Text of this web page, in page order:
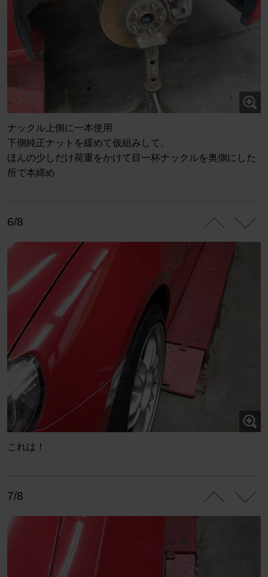
ナックル上側に一本使用
下側純正ナットを緩めて仮組みして、
ほんの少しだけ荷重をかけて目一杯ナックルを奥側にした
所で本締め
6/8
これは！
7/8